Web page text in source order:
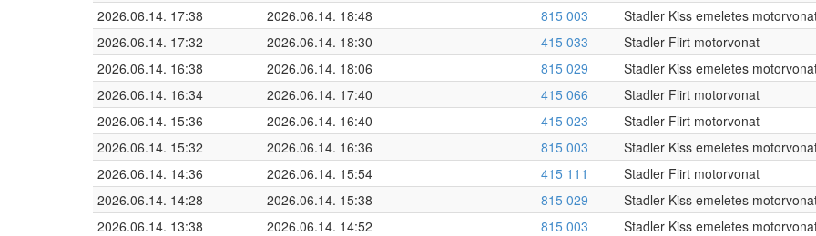
2026.06.14. 17:38
2026.06.14. 18:48 815 003
Stadler Kiss emeletes
2026.06.14. 17:32
2026.06.14. 18:30 415 033
Stadler Flirt motorvonat
2026.06.14. 16:38
2026.06.14. 18:06 815 029
Stadler Kiss emeletes
2026.06.14. 16:34
2026.06.14. 17:40 415 066
Stadler Flirt motorvonat
2026.06.14. 15:36
2026.06.14. 16:40 415 023
Stadler Flirt motorvonat
2026.06.14. 15:32
2026.06.14. 16:36 815 003
Stadler Kiss emeletes
2026.06.14. 14:36
2026.06.14. 15:54 415 111
Stadler Flirt motorvonat
2026.06.14. 14:28
2026.06.14. 15:38 815 029
Stadler Kiss emeletes
2026.06.14. 13:38
2026.06.14. 14:52 815 003
Stadler Kiss emeletes